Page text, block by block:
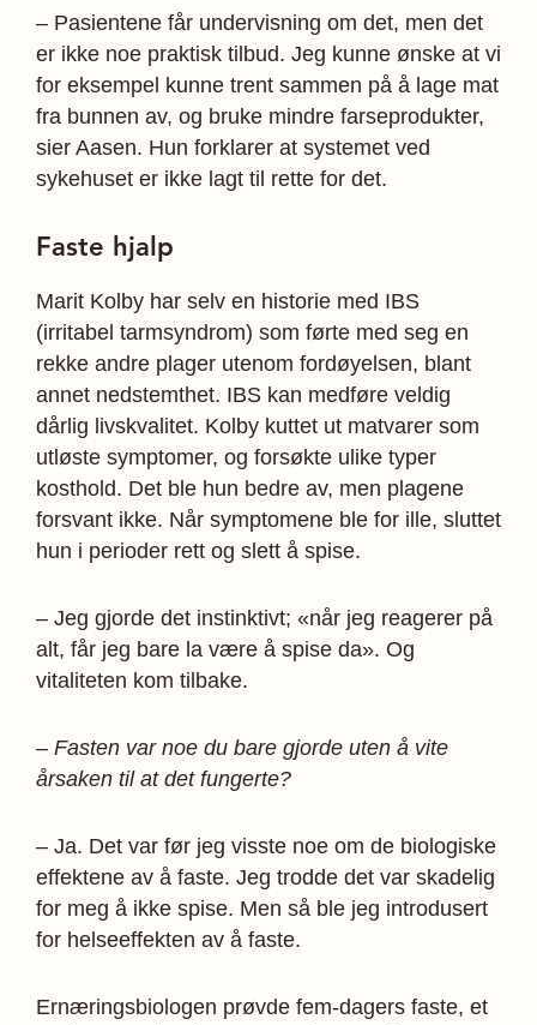
– Pasientene får undervisning om det, men det
er ikke noe praktisk tilbud. Jeg kunne ønske at vi
for eksempel kunne trent sammen på å lage mat
fra bunnen av, og bruke mindre farseprodukter,
sier Aasen. Hun forklarer at systemet ved
sykehuset er ikke lagt til rette for det.
Faste hjalp
Marit Kolby har selv en historie med IBS
(irritabel tarmsyndrom) som førte med seg en
rekke andre plager utenom fordøyelsen, blant
annet nedstemthet. IBS kan medføre veldig
dårlig livskvalitet. Kolby kuttet ut matvarer som
utløste symptomer, og forsøkte ulike typer
kosthold. Det ble hun bedre av, men plagene
forsvant ikke. Når symptomene ble for ille, sluttet
hun i perioder rett og slett å spise.
– Jeg gjorde det instinktivt; «når jeg reagerer på
alt, får jeg bare la være å spise da». Og
vitaliteten kom tilbake.
– Fasten var noe du bare gjorde uten å vite
årsaken til at det fungerte?
– Ja. Det var før jeg visste noe om de biologiske
effektene av å faste. Jeg trodde det var skadelig
for meg å ikke spise. Men så ble jeg introdusert
for helseeffekten av å faste.
Ernæringsbiologen prøvde fem-dagers faste, et